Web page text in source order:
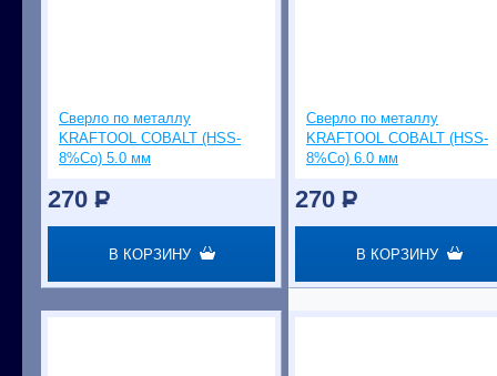
Сверло по металлу
KRAFTOOL COBALT (HSS-
8%Co) 5.0 мм
270 P
В КОРЗИНУ
Сверло по металлу
KRAFTOOL COBALT (HSS-
8%Co) 6.0 мм
270 P
В КОРЗИНУ